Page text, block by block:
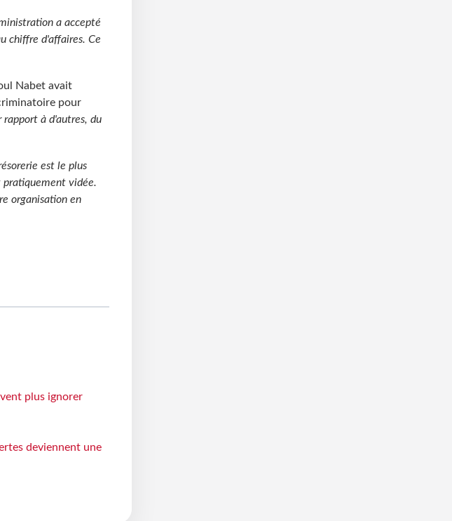
a accepté
chiffre d'affaires. Ce
Nabet avait
pour
à d'autres, du
est le plus
pratiquement vidée.
organisation en
plus ignorer
deviennent une